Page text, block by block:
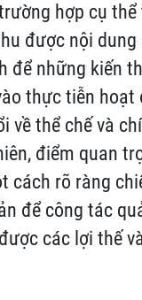
hợp cụ
được nội
để những kiến
thực tiễn
về thể chế và
điểm quan
cách rõ ràng
để công tác
các lợi thế